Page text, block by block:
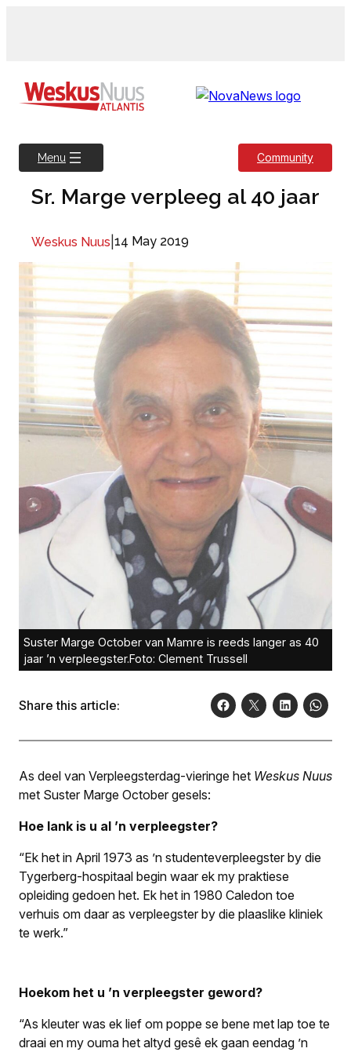
Menu Community
Sr. Marge verpleeg al 40 jaar
Weskus Nuus 14 May 2019
Suster Marge October van Mamre is reeds langer as 40
jaar ’n verpleegster.Foto: Clement Trussell
Share this article:
As deel van Verpleegsterdag-vieringe het Weskus Nuus
met Suster Marge October gesels:
Hoe lank is u al ’n verpleegster?
“Ek het in April 1973 as ’n studenteverpleegster by die
Tygerberg-hospitaal begin waar ek my praktiese
opleiding gedoen het. Ek het in 1980 Caledon toe
verhuis om daar as verpleegster by die plaaslike kliniek
te werk.”
Hoekom het u ’n verpleegster geword?
“As kleuter was ek lief om poppe se bene met lap toe te
draai en my ouma het altyd gesê ek gaan eendag ’n